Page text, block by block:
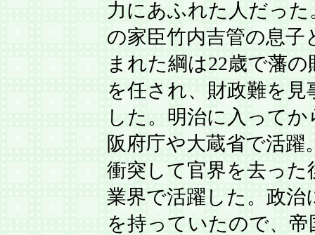
力にあふれた人だった
の家臣竹内吉管の息子
まれた綱は22歳で藩の
を任され、財政難を見
した。明治に入ってか
阪府庁や大蔵省で活躍
衝突して官界を去った
業界で活躍した。政治
を持っていたので、帝